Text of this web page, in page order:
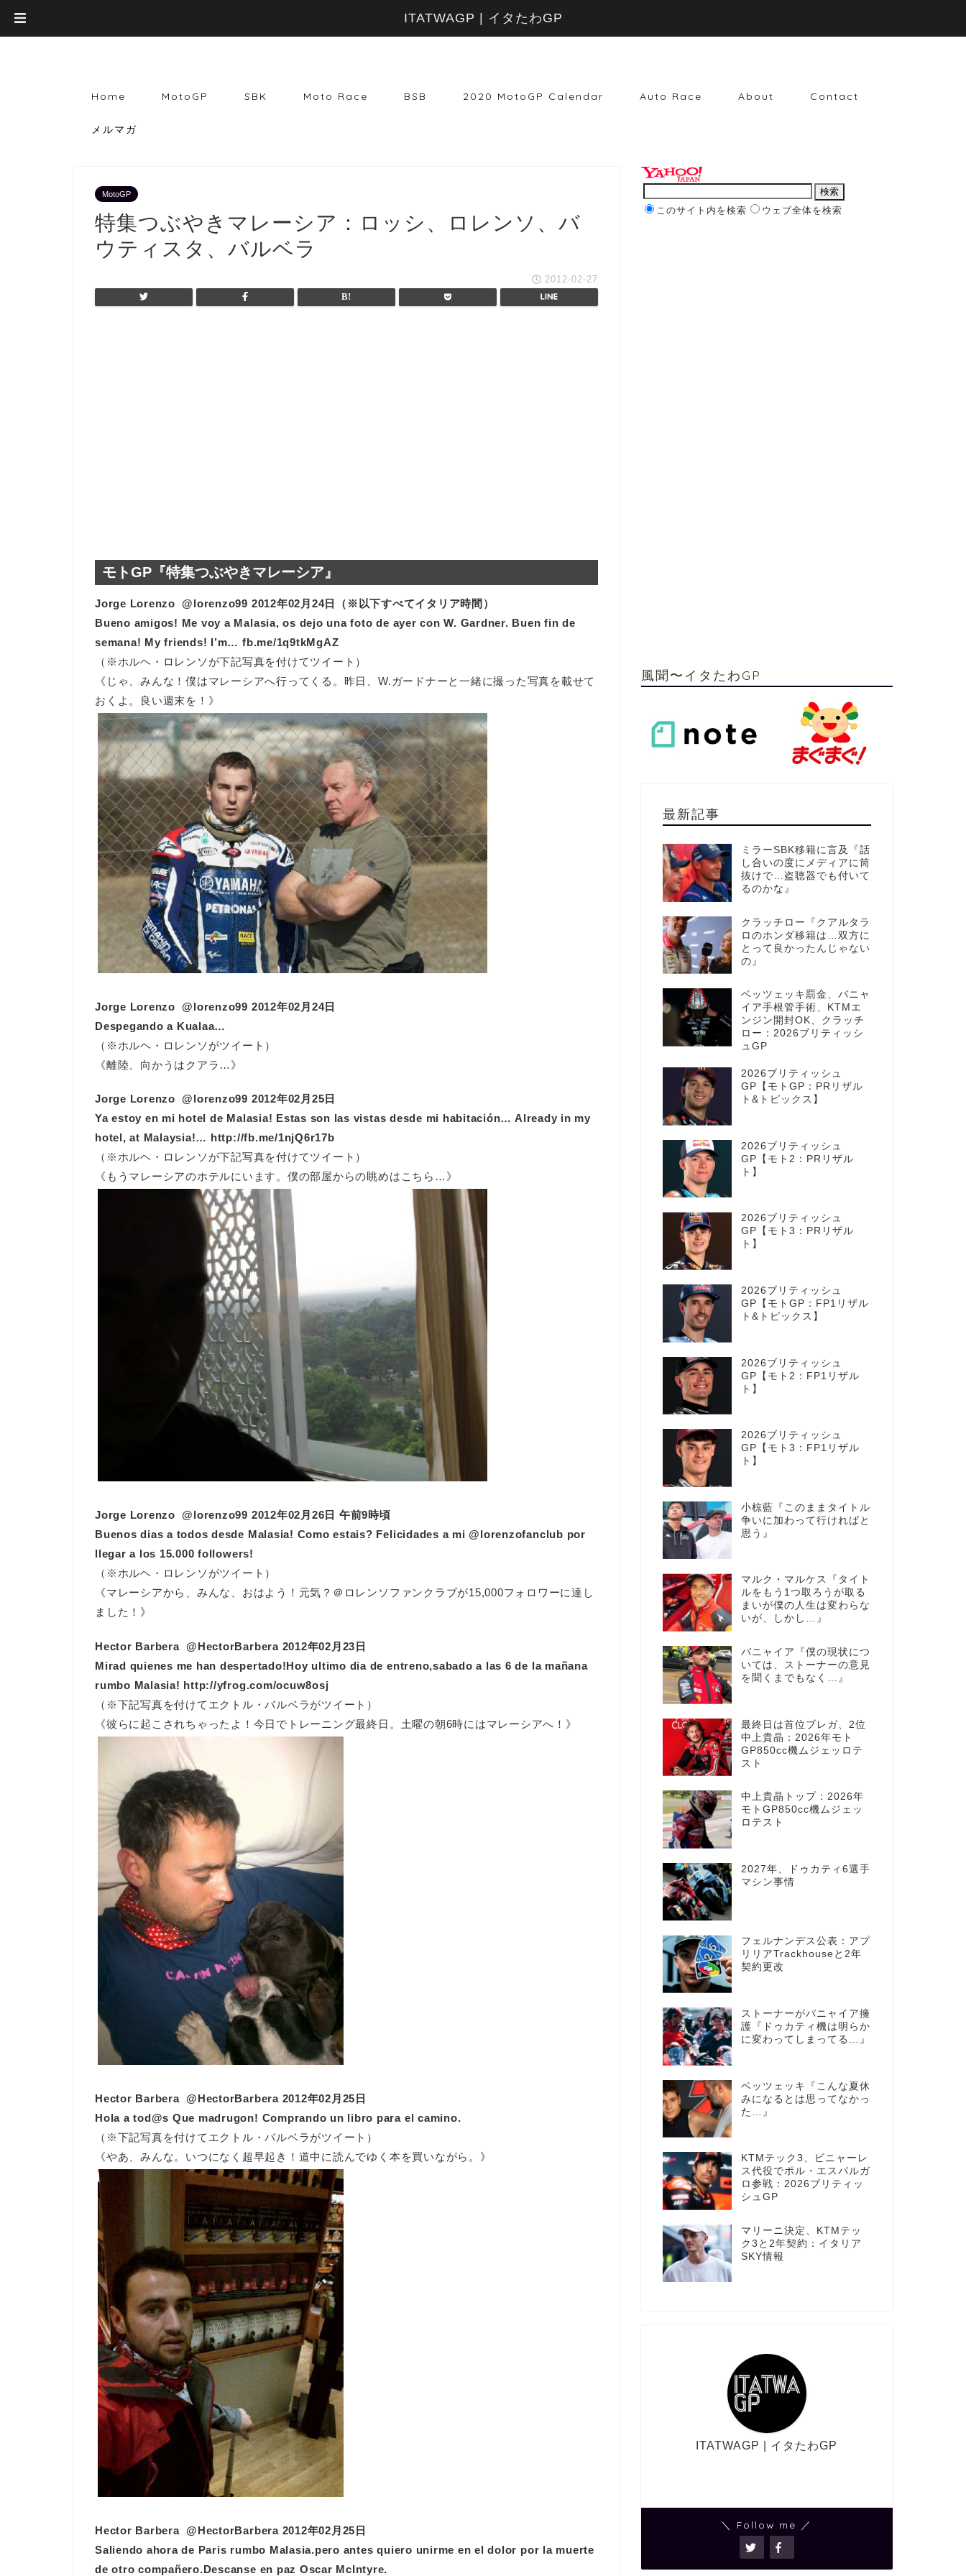
Home MotoGP SBK Moto Race BSB 2020 MotoGP Calendar Auto Race About Contact
メルマガ
MotoGP
特集つぶやきマレーシア：ロッシ、ロレンソ、バ
ウティスタ、バルベラ
2012-02-27
モトGP『特集つぶやきマレーシア』
Jorge Lorenzo ‏ @lorenzo99 2012年02月24日（※以下すべてイタリア時間）
Bueno amigos! Me voy a Malasia, os dejo una foto de ayer con W. Gardner. Buen fin de
semana! My friends! I’m… fb.me/1q9tkMgAZ
（※ホルヘ・ロレンソが下記写真を付けてツイート）
《じゃ、みんな！僕はマレーシアへ行ってくる。昨日、W.ガードナーと一緒に撮った写真を載せて
おくよ。良い週末を！》
Jorge Lorenzo ‏ @lorenzo99 2012年02月24日
Despegando a Kualaa…
（※ホルヘ・ロレンソがツイート）
《離陸、向かうはクアラ…》
Jorge Lorenzo ‏ @lorenzo99 2012年02月25日
Ya estoy en mi hotel de Malasia! Estas son las vistas desde mi habitación… Already in my
hotel, at Malaysia!… http://fb.me/1njQ6r17b
（※ホルヘ・ロレンソが下記写真を付けてツイート）
《もうマレーシアのホテルにいます。僕の部屋からの眺めはこちら…》
Jorge Lorenzo ‏ @lorenzo99 2012年02月26日 午前9時頃
Buenos dias a todos desde Malasia! Como estais? Felicidades a mi @lorenzofanclub por
llegar a los 15.000 followers!
（※ホルヘ・ロレンソがツイート）
《マレーシアから、みんな、おはよう！元気？＠ロレンソファンクラブが15,000フォロワーに達し
ました！》
Hector Barbera ‏ @HectorBarbera 2012年02月23日
Mirad quienes me han despertado!Hoy ultimo dia de entreno,sabado a las 6 de la mañana
rumbo Malasia! http://yfrog.com/ocuw8osj
（※下記写真を付けてエクトル・バルベラがツイート）
《彼らに起こされちゃったよ！今日でトレーニング最終日。土曜の朝6時にはマレーシアへ！》
Hector Barbera ‏ @HectorBarbera 2012年02月25日
Hola a tod@s Que madrugon! Comprando un libro para el camino.
（※下記写真を付けてエクトル・バルベラがツイート）
《やあ、みんな。いつになく超早起き！道中に読んでゆく本を買いながら。》
Hector Barbera ‏ @HectorBarbera 2012年02月25日
Saliendo ahora de Paris rumbo Malasia.pero antes quiero unirme en el dolor por la muerte
de otro compañero.Descanse en paz Oscar McIntyre.
このサイト内を検索 ウェブ全体を検索
風聞〜イタたわGP
最新記事
ミラーSBK移籍に言及『話
し合いの度にメディアに筒
抜けで…盗聴器でも付いて
るのかな』
クラッチロー『クアルタラ
ロのホンダ移籍は…双方に
とって良かったんじゃない
の』
ベッツェッキ罰金、バニャ
イア手根管手術、KTMエ
ンジン開封OK、クラッチ
ロー：2026ブリティッシ
ュGP
2026ブリティッシュ
GP【モトGP：PRリザル
ト&トピックス】
2026ブリティッシュ
GP【モト2：PRリザル
ト】
2026ブリティッシュ
GP【モト3：PRリザル
ト】
2026ブリティッシュ
GP【モトGP：FP1リザル
ト&トピックス】
2026ブリティッシュ
GP【モト2：FP1リザル
ト】
2026ブリティッシュ
GP【モト3：FP1リザル
ト】
小椋藍『このままタイトル
争いに加わって行ければと
思う』
マルク・マルケス『タイト
ルをもう1つ取ろうが取る
まいが僕の人生は変わらな
いが、しかし…』
バニャイア『僕の現状につ
いては、ストーナーの意見
を聞くまでもなく…』
最終日は首位ブレガ、2位
中上貴晶：2026年モト
GP850cc機ムジェッロテ
スト
中上貴晶トップ：2026年
モトGP850cc機ムジェッ
ロテスト
2027年、ドゥカティ6選手
マシン事情
フェルナンデス公表：アプ
リリアTrackhouseと2年
契約更改
ストーナーがバニャイア擁
護『ドゥカティ機は明らか
に変わってしまってる…』
ベッツェッキ『こんな夏休
みになるとは思ってなかっ
た…』
KTMテック3、ビニャーレ
ス代役でポル・エスパルガ
ロ参戦：2026ブリティッ
シュGP
マリーニ決定、KTMテッ
ク3と2年契約：イタリア
SKY情報
ITATWAGP | イタたわGP
＼ Follow me ／
ITATWAGP | イタたわGP